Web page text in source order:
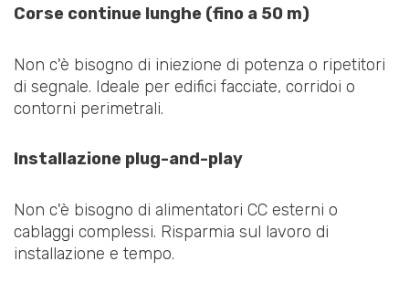
Corse continue lunghe (fino a 50 m)
Non c'è bisogno di iniezione di potenza o ripetitori
di segnale. Ideale per edifici facciate, corridoi o
contorni perimetrali.
Installazione plug-and-play
Non c'è bisogno di alimentatori CC esterni o
cablaggi complessi. Risparmia sul lavoro di
installazione e tempo.